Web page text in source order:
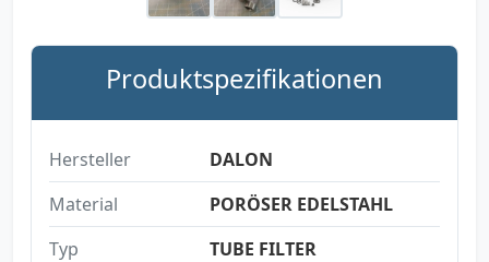
Produktspezifikationen
Hersteller
DALON
Material
PORÖSER EDELSTAHL
Typ
TUBE FILTER